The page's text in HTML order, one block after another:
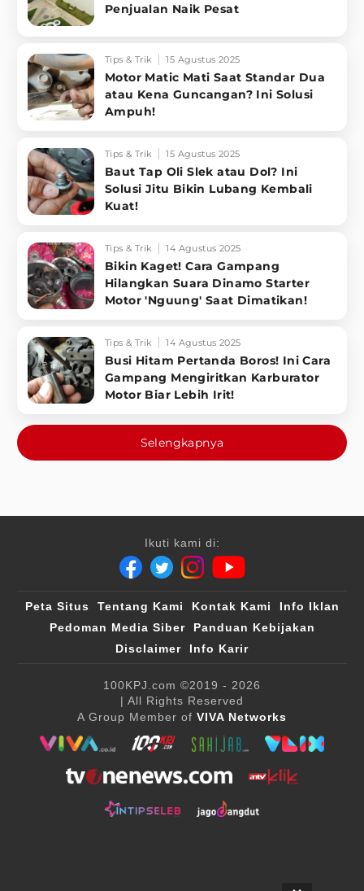
Penjualan Naik Pesat
Tips & Trik 15 Agustus 2025
Motor Matic Mati Saat Standar Dua
atau Kena Guncangan? Ini Solusi
Ampuh!
Tips & Trik 15 Agustus 2025
Baut Tap Oli Slek atau Dol? Ini
Solusi Jitu Bikin Lubang Kembali
Kuat!
Tips & Trik 14 Agustus 2025
Bikin Kaget! Cara Gampang
Hilangkan Suara Dinamo Starter
Motor 'Nguung' Saat Dimatikan!
Tips & Trik 14 Agustus 2025
Busi Hitam Pertanda Boros! Ini Cara
Gampang Mengiritkan Karburator
Motor Biar Lebih Irit!
Selengkapnya
Ikuti kami di:
Peta Situs Tentang Kami Kontak Kami
Info Iklan
Pedoman Media Siber
Panduan Kebijakan
Disclaimer
Info Karir
100KPJ.com ©2019 - 2026
| All Rights Reserved
A Group Member of VIVA Networks